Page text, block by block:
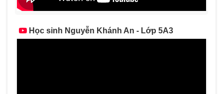
Học sinh Nguyễn Khánh An - Lớp 5A3